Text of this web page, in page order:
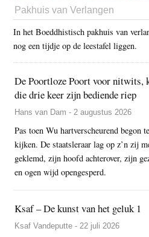
Pakhuis van Verlangen
In het Boeddhistisch pakhuis van
nog een tijdje op de leestafel liggen.
De Poortloze Poort voor nitwits,
die drie keer zijn bediende riep
Hans van Dam - 2 augustus 2026
Pas toen Wu hartverscheurend begon
kijken. De staatsleraar lag op z’n zij
geklemd, zijn hoofd achterover, zijn
en ogen wijd opengesperd.
Ksaf – De kunst van het geluk 1
Ksaf Vandeputte - 22 juli 2026